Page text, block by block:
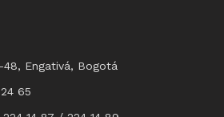
48, Engativá, Bogotá
65